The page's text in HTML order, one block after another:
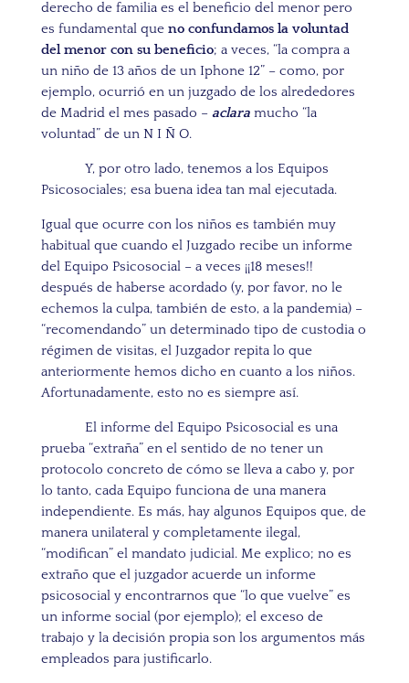
derecho de familia es el beneficio del menor pero
es fundamental que no confundamos la voluntad
del menor con su beneficio; a veces, “la compra a
un niño de 13 años de un Iphone 12” – como, por
ejemplo, ocurrió en un juzgado de los alrededores
de Madrid el mes pasado – aclara mucho “la
voluntad” de un N I Ñ O.
Y, por otro lado, tenemos a los Equipos
Psicosociales; esa buena idea tan mal ejecutada.
Igual que ocurre con los niños es también muy
habitual que cuando el Juzgado recibe un informe
del Equipo Psicosocial – a veces ¡¡18 meses!!
después de haberse acordado (y, por favor, no le
echemos la culpa, también de esto, a la pandemia) –
“recomendando” un determinado tipo de custodia o
régimen de visitas, el Juzgador repita lo que
anteriormente hemos dicho en cuanto a los niños.
Afortunadamente, esto no es siempre así.
El informe del Equipo Psicosocial es una
prueba “extraña” en el sentido de no tener un
protocolo concreto de cómo se lleva a cabo y, por
lo tanto, cada Equipo funciona de una manera
independiente. Es más, hay algunos Equipos que, de
manera unilateral y completamente ilegal,
“modifican” el mandato judicial. Me explico; no es
extraño que el juzgador acuerde un informe
psicosocial y encontrarnos que “lo que vuelve” es
un informe social (por ejemplo); el exceso de
trabajo y la decisión propia son los argumentos más
empleados para justificarlo.